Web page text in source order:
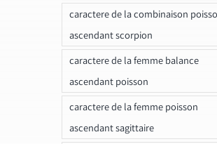
caractere de la combinaison
ascendant scorpion
caractere de la femme balance
ascendant poisson
caractere de la femme poisson
ascendant sagittaire